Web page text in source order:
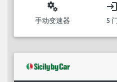
miscellaneous_services
手动变速器
login
5